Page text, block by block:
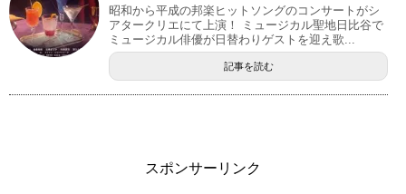
昭和から平成の邦楽ヒットソングのコンサートがシ
アタークリエにて上演！ ミュージカル聖地日比谷で
ミュージカル俳優が日替わりゲストを迎え歌...
記事を読む
スポンサーリンク